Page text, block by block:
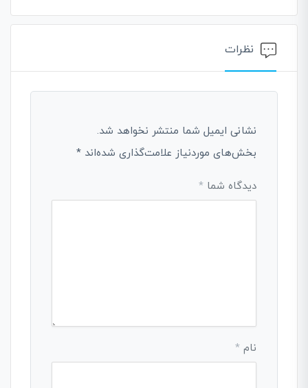
نظرات
نشانی ایمیل شما منتشر نخواهد شد.
بخش‌های موردنیاز علامت‌گذاری شده‌اند *
دیدگاه شما *
نام *